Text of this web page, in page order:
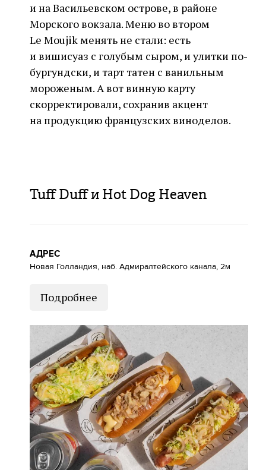
и на Васильевском острове, в районе
Морского вокзала. Меню во втором
Le Moujik менять не стали: есть
и вишисуаз с голубым сыром, и улитки по-
бургундски, и тарт татен с ванильным
мороженым. А вот винную карту
скорректировали, сохранив акцент
на продукцию французских виноделов.
Tuff Duff и Hot Dog Heaven
АДРЕС
Новая Голландия, наб. Адмиралтейского канала, 2м
Подробнее